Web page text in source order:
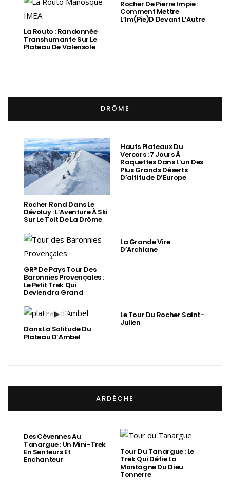
La Routo : Randonnée
Transhumante Sur Le
Plateau De Valensole
Rocher De Pierre Impie :
Comment Mettre
L’Im(Pie)d Devant L’Autre
DRÔME
Rocher Rond Dans Le
Dévoluy : L’Aventure À Ski
Sur Le Toit De La Drôme
Hauts Plateaux Du
Vercors : 7 Jours À
Raquettes Dans L’un Des
Plus Grands Déserts
D’altitude D’Europe
GR® De Pays Tour Des
Baronnies Provençales :
Le Petit Trek Qui
Deviendra Grand
La Grande Vire
D’Archiane
Dans La Solitude Du
Plateau D’Ambel
Le Tour Du Rocher Saint-
Julien
ARDÈCHE
Des Cévennes Au
Tanargue : Un Mini-Trek
En Senteurs Et
Enchanteur
Tour Du Tanargue : Le
Trek Qui Défie La
Montagne Du Dieu
Tonnerre